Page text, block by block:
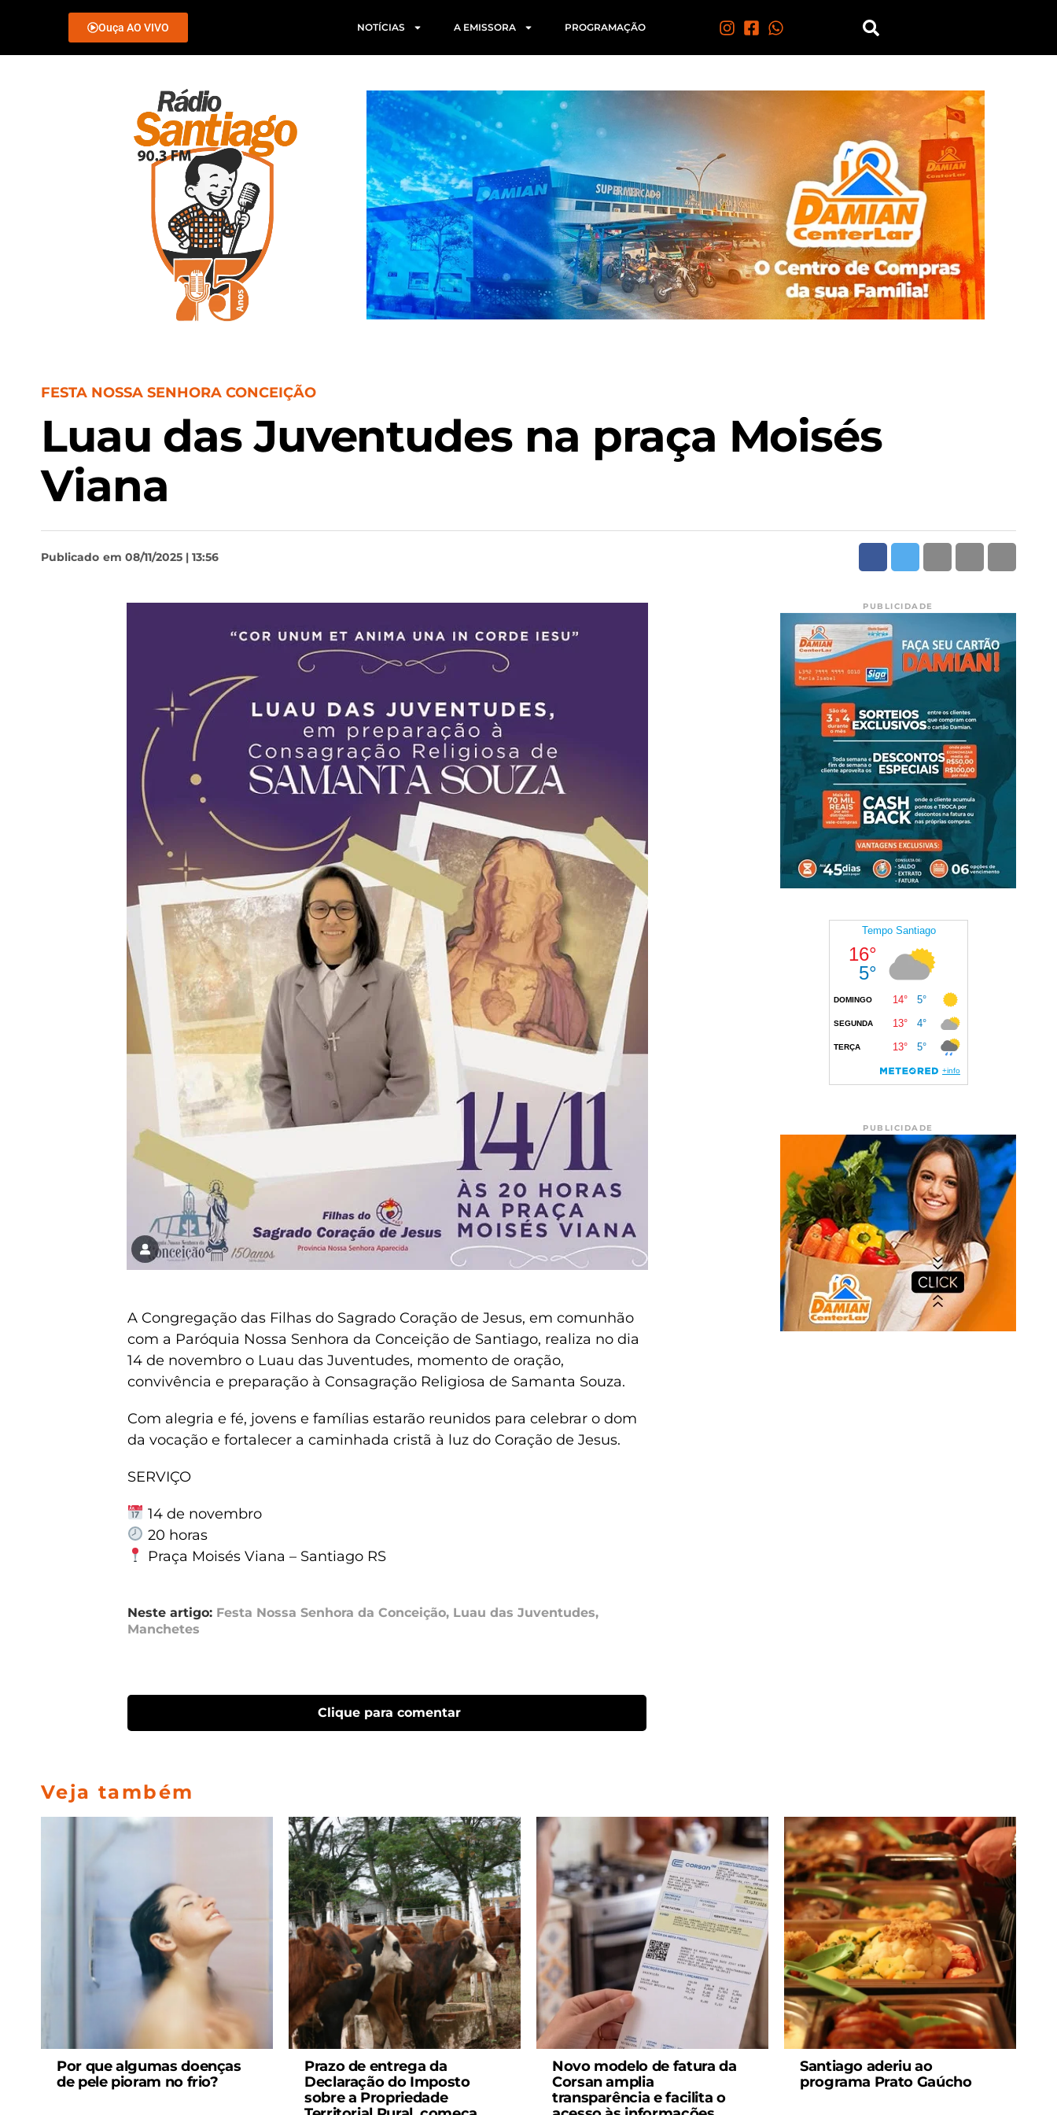
Ouça AO VIVO NOTÍCIAS A EMISSORA PROGRAMAÇÃO
FESTA NOSSA SENHORA CONCEIÇÃO
Luau das Juventudes na praça Moisés
Viana
Publicado em 08/11/2025 | 13:56
A Congregação das Filhas do Sagrado Coração de Jesus, em comunhão
com a Paróquia Nossa Senhora da Conceição de Santiago, realiza no dia
14 de novembro o Luau das Juventudes, momento de oração,
convivência e preparação à Consagração Religiosa de Samanta Souza.
Com alegria e fé, jovens e famílias estarão reunidos para celebrar o dom
da vocação e fortalecer a caminhada cristã à luz do Coração de Jesus.
SERVIÇO
14 de novembro
20 horas
Praça Moisés Viana – Santiago RS
Neste artigo: Festa Nossa Senhora da Conceição, Luau das Juventudes,
Manchetes
Clique para comentar
PUBLICIDADE
PUBLICIDADE
Veja também
Por que algumas doenças
de pele pioram no frio?
Prazo de entrega da
Declaração do Imposto
sobre a Propriedade
Novo modelo de fatura da
Corsan amplia
transparência e facilita o
Santiago aderiu ao
programa Prato Gaúcho